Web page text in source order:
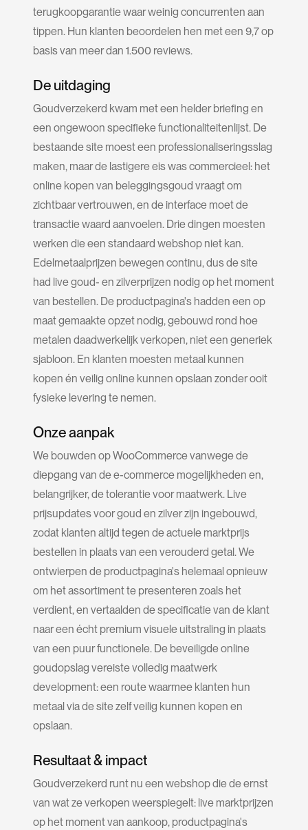
terugkoopgarantie waar weinig concurrenten aan
tippen. Hun klanten beoordelen hen met een 9,7 op
basis van meer dan 1.500 reviews.
De uitdaging
Goudverzekerd kwam met een helder briefing en
een ongewoon specifieke functionaliteitenlijst. De
bestaande site moest een professionaliseringsslag
maken, maar de lastigere eis was commercieel: het
online kopen van beleggingsgoud vraagt om
zichtbaar vertrouwen, en de interface moet de
transactie waard aanvoelen. Drie dingen moesten
werken die een standaard webshop niet kan.
Edelmetaalprijzen bewegen continu, dus de site
had live goud- en zilverprijzen nodig op het moment
van bestellen. De productpagina's hadden een op
maat gemaakte opzet nodig, gebouwd rond hoe
metalen daadwerkelijk verkopen, niet een generiek
sjabloon. En klanten moesten metaal kunnen
kopen én veilig online kunnen opslaan zonder ooit
fysieke levering te nemen.
Onze aanpak
We bouwden op WooCommerce vanwege de
diepgang van de e-commerce mogelijkheden en,
belangrijker, de tolerantie voor maatwerk. Live
prijsupdates voor goud en zilver zijn ingebouwd,
zodat klanten altijd tegen de actuele marktprijs
bestellen in plaats van een verouderd getal. We
ontwierpen de productpagina's helemaal opnieuw
om het assortiment te presenteren zoals het
verdient, en vertaalden de specificatie van de klant
naar een écht premium visuele uitstraling in plaats
van een puur functionele. De beveiligde online
goudopslag vereiste volledig maatwerk
development: een route waarmee klanten hun
metaal via de site zelf veilig kunnen kopen en
opslaan.
Resultaat & impact
Goudverzekerd runt nu een webshop die de ernst
van wat ze verkopen weerspiegelt: live marktprijzen
op het moment van aankoop, productpagina's